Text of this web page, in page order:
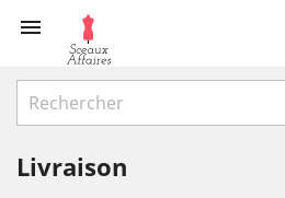

Livraison